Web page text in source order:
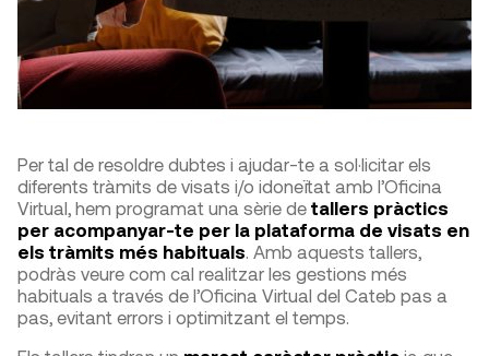
Per tal de resoldre dubtes i ajudar-te a sol·licitar els
diferents tràmits de visats i/o idoneïtat amb l’Oficina
Virtual, hem programat una sèrie de tallers pràctics
per acompanyar-te per la plataforma de visats en
els tràmits més habituals. Amb aquests tallers,
podràs veure com cal realitzar les gestions més
habituals a través de l’Oficina Virtual del Cateb pas a
pas, evitant errors i optimitzant el temps.